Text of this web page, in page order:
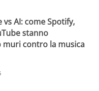
AI: come Spotify,
stanno
muri contro la musica